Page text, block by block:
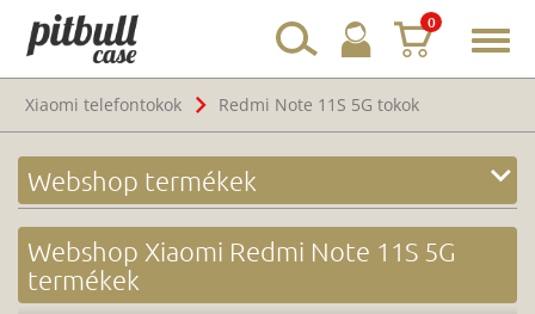
0
Xiaomi telefontokok
Redmi Note 11S 5G tokok
Webshop termékek
Webshop Xiaomi Redmi Note 11S 5G
termékek